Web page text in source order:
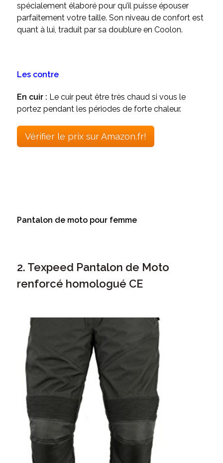
spécialement élaboré pour qu’il puisse épouser
parfaitement votre taille. Son niveau de confort est
quant à lui, traduit par sa doublure en Coolon.
Les contre
En cuir : Le cuir peut être très chaud si vous le
portez pendant les périodes de forte chaleur.
Vérifier le prix sur Amazon.fr!
Pantalon de moto pour femme
2. Texpeed Pantalon de Moto
renforcé homologué CE